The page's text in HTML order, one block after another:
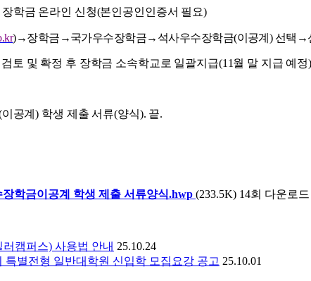
학금 온라인 신청(본인공인인증서 필요)
)→장학금 →국가우수장학금→ 석사우수장학금(이공계 ) 선택 →
토 및 확정 후 장학금 소속학교로 일괄지급(11월 말 지급 예정)
이공계) 학생 제출 서류(양식). 끝.
장학금이공계 학생 제출 서류양식.hwp (233.5K) 14회 다운로드
캠퍼스) 사용법 안내 25.10.24
특별전형 일반대학원 신입학 모집요강 공고 25.10.01